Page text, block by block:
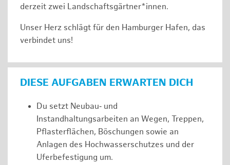
derzeit zwei Landschaftsgärtner*innen.
Unser Herz schlägt für den Hamburger Hafen, das
verbindet uns!
DIESE AUFGABEN ERWARTEN DICH
Du setzt Neubau‑ und
Instandhaltungsarbeiten an Wegen, Treppen,
Pflasterflächen, Böschungen sowie an
Anlagen des Hochwasserschutzes und der
Uferbefestigung um.